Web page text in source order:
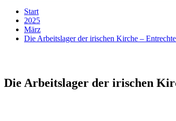
Start
2025
März
Die Arbeitslager der irischen Kirche –
Die Arbeitslager der irischen